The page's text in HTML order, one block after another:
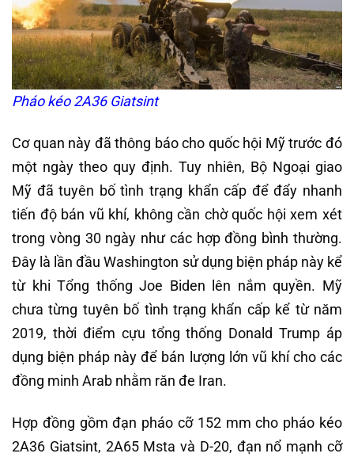
Pháo kéo 2A36 Giatsint
Cơ quan này đã thông báo cho quốc hội Mỹ trước đó
một ngày theo quy định. Tuy nhiên, Bộ Ngoại giao
Mỹ đã tuyên bố tình trạng khẩn cấp để đẩy nhanh
tiến độ bán vũ khí, không cần chờ quốc hội xem xét
trong vòng 30 ngày như các hợp đồng bình thường.
Đây là lần đầu Washington sử dụng biện pháp này kể
từ khi Tổng thống Joe Biden lên nắm quyền. Mỹ
chưa từng tuyên bố tình trạng khẩn cấp kể từ năm
2019, thời điểm cựu tổng thống Donald Trump áp
dụng biện pháp này để bán lượng lớn vũ khí cho các
đồng minh Arab nhằm răn đe Iran.
Hợp đồng gồm đạn pháo cỡ 152 mm cho pháo kéo
2A36 Giatsint, 2A65 Msta và D-20, đạn nổ mạnh cỡ